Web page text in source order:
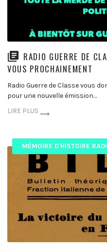
RADIO GUERRE DE
VOUS PROCHAINEMENT
Radio Guerre de Classe vous
pour une nouvelle émission…
LIRE PLUS
MÉMOIRE D'HISTOIRE